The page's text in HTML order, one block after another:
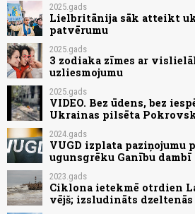
2025.gads
Lielbritānija sāk atteikt
patvērumu
2025.gads
3 zodiaka zīmes ar
uzliesmojumu
2025.gads
VIDEO. Bez ūdens, bez
Ukrainas pilsēta
2024.gads
VUGD izplata paziņojumu
ugunsgrēku Ganību dambī
2023.gads
Ciklona ietekmē otrdien
vējš; izsludināts